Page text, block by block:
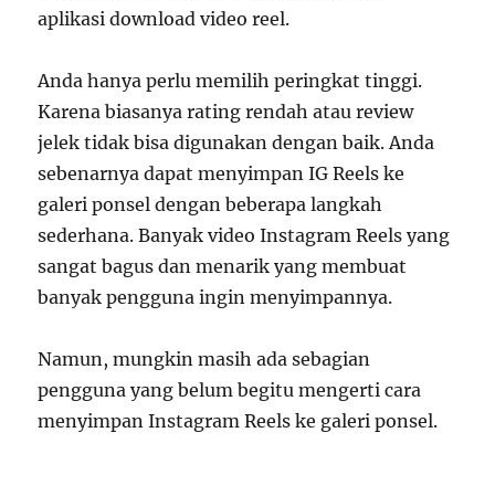
aplikasi download video reel.
Anda hanya perlu memilih peringkat tinggi.
Karena biasanya rating rendah atau review
jelek tidak bisa digunakan dengan baik. Anda
sebenarnya dapat menyimpan IG Reels ke
galeri ponsel dengan beberapa langkah
sederhana. Banyak video Instagram Reels yang
sangat bagus dan menarik yang membuat
banyak pengguna ingin menyimpannya.
Namun, mungkin masih ada sebagian
pengguna yang belum begitu mengerti cara
menyimpan Instagram Reels ke galeri ponsel.